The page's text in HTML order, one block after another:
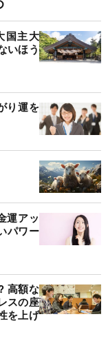
国主大
いほう
り運を
運アッ
パワー
高額な
スの座
を上げ